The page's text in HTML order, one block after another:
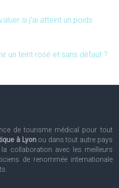
si j’ai atteint un poids
un teint rosé et sans défaut ?
de tourisme médical pour tout
à Lyonou dans tout autre pays
collaboration avec les meilleurs
de renommée internationale